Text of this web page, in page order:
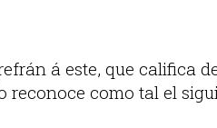
á este, que califica
como tal el